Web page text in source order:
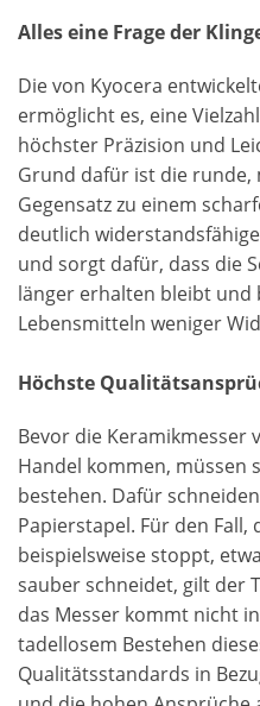
Alles eine Frage der
Die von Kyocera
ermöglicht es, eine
höchster Präzision und
Grund dafür ist die runde,
Gegensatz zu einem
deutlich
und sorgt dafür, dass die
länger erhalten bleibt und
Lebensmitteln weniger
Höchste
Bevor die Keramikmesser
Handel kommen, müssen
bestehen. Dafür
Papierstapel. Für den Fall,
beispielsweise stoppt,
sauber schneidet, gilt der
das Messer kommt nicht
tadellosem Bestehen
Qualitätsstandards in